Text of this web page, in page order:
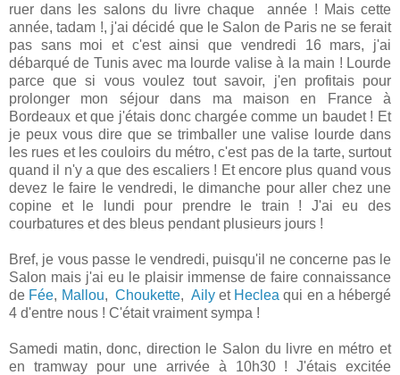
ruer dans les salons du livre chaque année ! Mais cette
année, tadam !, j'ai décidé que le Salon de Paris ne se ferait
pas sans moi et c'est ainsi que vendredi 16 mars, j'ai
débarqué de Tunis avec ma lourde valise à la main ! Lourde
parce que si vous voulez tout savoir, j'en profitais pour
prolonger mon séjour dans ma maison en France à
Bordeaux et que j'étais donc chargée comme un baudet ! Et
je peux vous dire que se trimballer une valise lourde dans
les rues et les couloirs du métro, c'est pas de la tarte, surtout
quand il n'y a que des escaliers ! Et encore plus quand vous
devez le faire le vendredi, le dimanche pour aller chez une
copine et le lundi pour prendre le train ! J'ai eu des
courbatures et des bleus pendant plusieurs jours !
Bref, je vous passe le vendredi, puisqu'il ne concerne pas le
Salon mais j'ai eu le plaisir immense de faire connaissance
de Fée, Mallou, Choukette, Ailyet Hecleaqui en a hébergé
4 d'entre nous ! C'était vraiment sympa !
Samedi matin, donc, direction le Salon du livre en métro et
en tramway pour une arrivée à 10h30 ! J'étais excitée